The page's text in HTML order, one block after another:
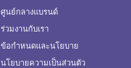
ศูนย์กลางแบรนด์
ร่วมงานกับเรา
ข้อกำหนดและนโยบาย
นโยบายความเป็นส่วนตัว